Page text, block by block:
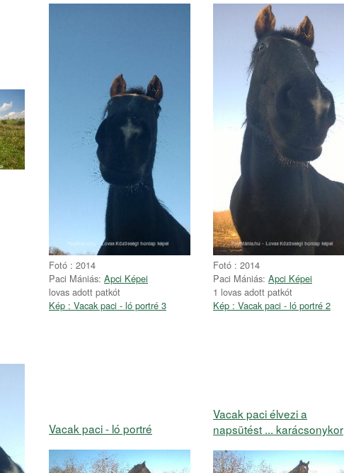
Fotó : 2014
Paci Mániás: Apci Képei
lovas adott patkót
Kép : Vacak paci - ló portré 3
Fotó : 2014
Paci Mániás: Apci Képei
1 lovas adott patkót
Kép : Vacak paci - ló portré 2
Vacak paci - ló portré
Vacak paci élvezi a
napsütést ... karácsonykor